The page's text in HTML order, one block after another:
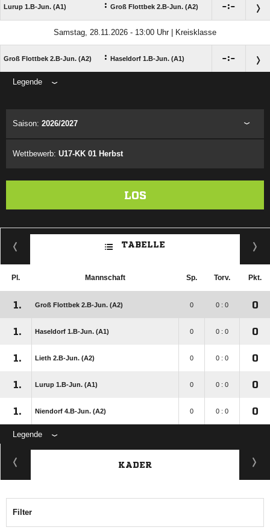
Lurup 1.B-Jun. (A1) : Groß Flottbek 2.B-Jun. (A2) :
Samstag, 28.11.2026 - 13:00 Uhr | Kreisklasse
Groß Flottbek 2.B-Jun. (A2) : Haseldorf 1.B-Jun. (A1) :
Legende
Saison: 2026/2027
Wettbewerb: U17-KK 01 Herbst
LOS
TABELLE
Pl. Mannschaft Sp. Torv. Pkt.
1. Groß Flottbek 2.B-Jun. (A2) 0 0 : 0 0
1. Haseldorf 1.B-Jun. (A1) 0 0 : 0 0
1. Lieth 2.B-Jun. (A2) 0 0 : 0 0
1. Lurup 1.B-Jun. (A1) 0 0 : 0 0
1. Niendorf 4.B-Jun. (A2) 0 0 : 0 0
Legende
KADER
Filter